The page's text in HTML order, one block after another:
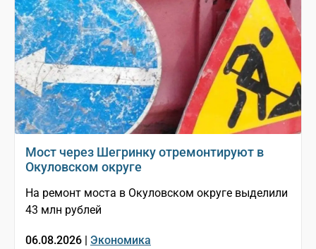
Мост через Шегринку отремонтируют в
Окуловском округе
На ремонт моста в Окуловском округе выделили
43 млн рублей
06.08.2026 | Экономика